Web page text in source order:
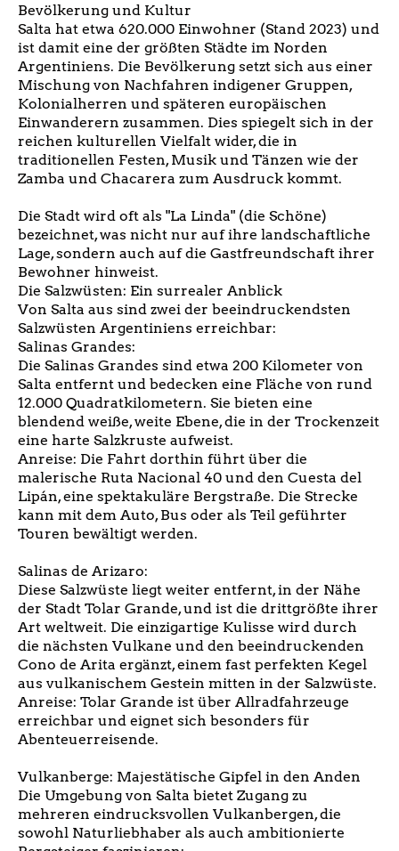
Bevölkerung und Kultur
Salta hat etwa 620.000 Einwohner (Stand 2023) und
ist damit eine der größten Städte im Norden
Argentiniens. Die Bevölkerung setzt sich aus einer
Mischung von Nachfahren indigener Gruppen,
Kolonialherren und späteren europäischen
Einwanderern zusammen. Dies spiegelt sich in der
reichen kulturellen Vielfalt wider, die in
traditionellen Festen, Musik und Tänzen wie der
Zamba und Chacarera zum Ausdruck kommt.
Die Stadt wird oft als "La Linda" (die Schöne)
bezeichnet, was nicht nur auf ihre landschaftliche
Lage, sondern auch auf die Gastfreundschaft ihrer
Bewohner hinweist.
Die Salzwüsten: Ein surrealer Anblick
Von Salta aus sind zwei der beeindruckendsten
Salzwüsten Argentiniens erreichbar:
Salinas Grandes:
Die Salinas Grandes sind etwa 200 Kilometer von
Salta entfernt und bedecken eine Fläche von rund
12.000 Quadratkilometern. Sie bieten eine
blendend weiße, weite Ebene, die in der Trockenzeit
eine harte Salzkruste aufweist.
Anreise: Die Fahrt dorthin führt über die
malerische Ruta Nacional 40 und den Cuesta del
Lipán, eine spektakuläre Bergstraße. Die Strecke
kann mit dem Auto, Bus oder als Teil geführter
Touren bewältigt werden.
Salinas de Arizaro:
Diese Salzwüste liegt weiter entfernt, in der Nähe
der Stadt Tolar Grande, und ist die drittgrößte ihrer
Art weltweit. Die einzigartige Kulisse wird durch
die nächsten Vulkane und den beeindruckenden
Cono de Arita ergänzt, einem fast perfekten Kegel
aus vulkanischem Gestein mitten in der Salzwüste.
Anreise: Tolar Grande ist über Allradfahrzeuge
erreichbar und eignet sich besonders für
Abenteuerreisende.
Vulkanberge: Majestätische Gipfel in den Anden
Die Umgebung von Salta bietet Zugang zu
mehreren eindrucksvollen Vulkanbergen, die
sowohl Naturliebhaber als auch ambitionierte